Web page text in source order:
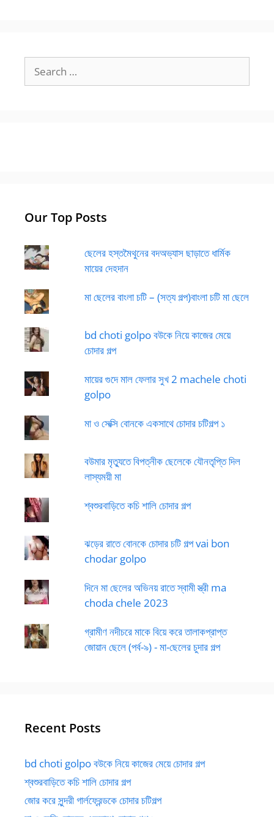
for:
Our Top Posts
ছেলের হস্তমৈথুনের বদঅভ্যাস ছাড়াতে ধার্মিক
মায়ের দেহদান
মা ছেলের বাংলা চটি – (সত্য গল্প)বাংলা চটি মা ছেলে
bd choti golpo বউকে নিয়ে কাজের মেয়ে
চোদার গল্প
মায়ের গুদে মাল ফেলার সুখ 2 machele choti
golpo
মা ও সেক্সি বোনকে একসাথে চোদার চটিগল্প ১
বউমার মৃত্যুতে বিপত্নীক ছেলেকে যৌনতৃপ্তি দিল
লাস্যময়ী মা
শ্বশুরবাড়িতে কচি শালি চোদার গল্প
ঝড়ের রাতে বোনকে চোদার চটি গল্প vai bon
chodar golpo
দিনে মা ছেলের অভিনয় রাতে স্বামী স্ত্রী ma
choda chele 2023
গ্রামীণ নদীচরে মাকে বিয়ে করে তালাকপ্রাপ্ত
জোয়ান ছেলে (পর্ব-৯) - মা-ছেলের চুদার গল্প
Recent Posts
bd choti golpo বউকে নিয়ে কাজের মেয়ে চোদার গল্প
শ্বশুরবাড়িতে কচি শালি চোদার গল্প
জোর করে সুন্দরী গার্লফ্রেন্ডকে চোদার চটিগল্প